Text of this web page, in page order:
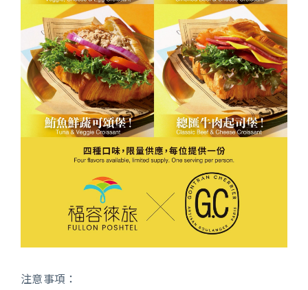
注意事項：